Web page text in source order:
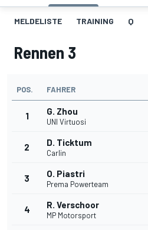
MELDELISTE TRAINING Q
Rennen 3
POS. FAHRER
1 G. Zhou
UNI Virtuosi
2 D. Ticktum
Carlin
3 O. Piastri
Prema Powerteam
4 R. Verschoor
MP Motorsport